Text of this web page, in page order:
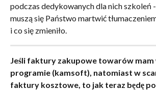
podczas dedykowanych dla nich szkoleń
muszą się Państwo martwić
i co się zmieniło.
Jeśli faktury zakupowe towarów mam
programie (kamsoft), natomiast w
faktury kosztowe, to jak teraz będę